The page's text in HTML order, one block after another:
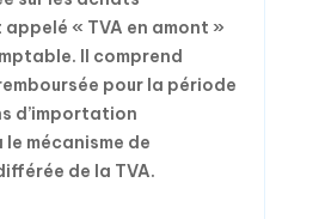
« TVA en amont »
Il comprend
pour la période
d’importation
mécanisme de
de la TVA.